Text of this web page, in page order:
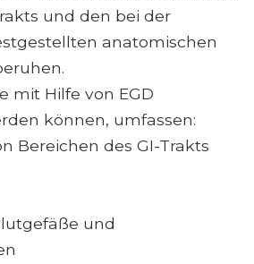
und den bei der
anatomischen
mit Hilfe von EGD
können, umfassen:
Bereichen des GI-Trakts
und